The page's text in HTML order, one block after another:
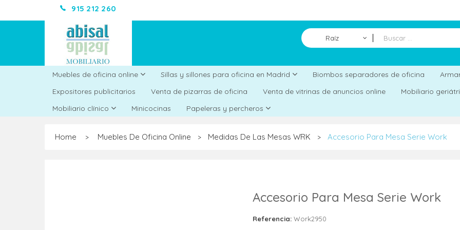
915 212 260
Raíz
Muebles de oficina online Sillas y sillones para oficina en Madrid Biombos separadores de oficina
Expositores publicitarios
Venta de pizarras de oficina Venta de vitrinas de anuncios online
Mobiliario
Mobiliario clínico
Minicocinas Papeleras y percheros
Home > Muebles De Oficina Online > Medidas De Las Mesas WRK > Accesorio Para Mesa Serie Work
Accesorio Para Mesa Serie Work
Referencia: Work2950